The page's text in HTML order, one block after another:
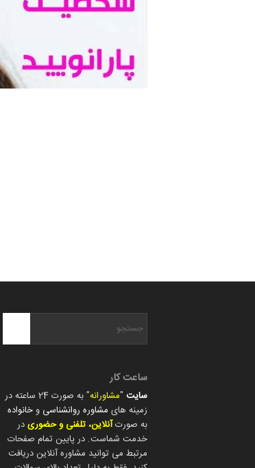
ساعت کار
سایت "مشاورانه
" به صورت 24 ساعته در
زمینه های مشاوره روانشناسی و خانواده
به صورتآنلاین، تلفنی و حضوریدر
خدمت شماست. در پایین تمام صفحات
مرتبط می توانید مشاوره آنلاین دریافت